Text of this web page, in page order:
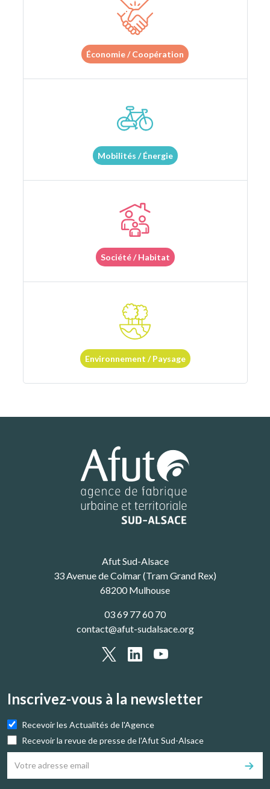
Économie / Coopération
Mobilités / Énergie
Société / Habitat
Environnement / Paysage
Afut Sud-Alsace
33 Avenue de Colmar (Tram Grand Rex)
68200 Mulhouse
03 69 77 60 70
contact@afut-sudalsace.org
Inscrivez-vous à la newsletter
Recevoir les Actualités de l'Agence
Recevoir la revue de presse de l'Afut Sud-Alsace